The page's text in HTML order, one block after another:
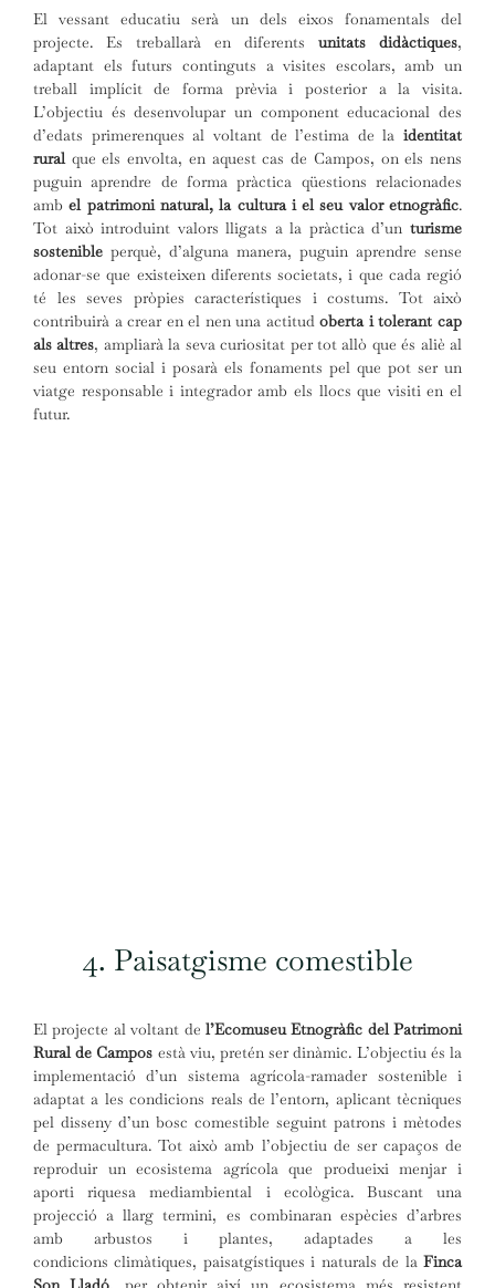
El vessant educatiu serà un dels eixos fonamentals del
projecte. Es treballarà en diferents unitats didàctiques,
adaptant els futurs continguts a visites escolars, amb un
treball implícit de forma prèvia i posterior a la visita.
L’objectiu és desenvolupar un component educacional des
d’edats primerenques al voltant de l’estima de la identitat
rural que els envolta, en aquest cas de Campos, on els nens
puguin aprendre de forma pràctica qüestions relacionades
ambel patrimoni natural, la cultura i el seu valor etnogràfic.
Tot això introduint valors lligats a la pràctica d’un turisme
sostenible perquè, d’alguna manera, puguin aprendre sense
adonar-se que existeixen diferents societats, i que cada regió
té les seves pròpies característiques i costums. Tot això
contribuirà a crear en el nen una actitudoberta i tolerant cap
als altres, ampliarà la seva curiositat per tot allò que és aliè al
seu entorn social i posarà els fonaments pel que pot ser un
viatge responsable i integrador amb els llocs que visiti en el
futur.
4. Paisatgisme comestible
El projecte al voltant de l’Ecomuseu Etnogràfic del Patrimoni
Rural de Campos està viu, pretén ser dinàmic. L’objectiu és la
implementació d’un sistema agrícola-ramader sostenible i
adaptat a les condicions reals de l’entorn, aplicant tècniques
pel disseny d’un bosc comestible seguint patrons i mètodes
de permacultura. Tot això amb l’objectiu de ser capaços de
reproduir un ecosistema agrícola que produeixi menjar i
aporti riquesa mediambiental i ecològica. Buscant una
projecció a llarg termini, es combinaran espècies d’arbres
amb arbustos i plantes, adaptades a les
condicions climàtiques, paisatgístiques i naturals de la Finca